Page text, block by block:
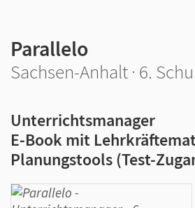
Parallelo
Sachsen-Anhalt · 6.
Unterrichtsmanager
E-Book mit
Planungstools (Test-